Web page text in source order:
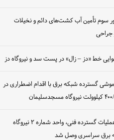
سوم تأمین آب کشت‌های دائم و نخیلات
جراحی
خط «دز – زال» در پست سد و نیروگاه دز
گسترده شبکه برق با اقدام اضطراری در
پس از اجرای عملیات گسترده فنی، واحد شماره ۲ نیروگاه
برق سراسری وصل شد